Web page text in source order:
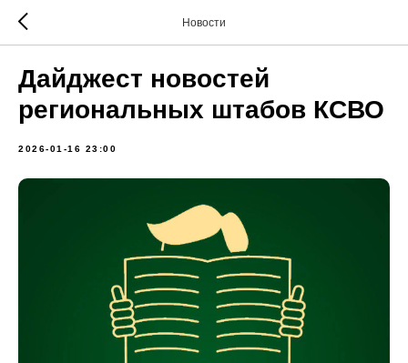
Новости
Дайджест новостей
региональных штабов КСВО
2026-01-16 23:00